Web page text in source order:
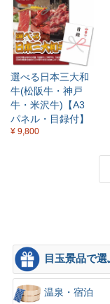
選べる日本三大和
牛(松阪牛・神戸
牛・米沢牛)【A3
パネル・目録付】
¥ 9,800
目玉景品で選
温泉・宿泊